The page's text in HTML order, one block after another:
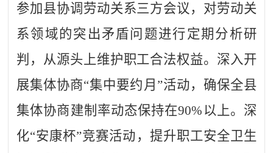
参加县协调劳动关系三方会议，对劳动关
系领域的突出矛盾问题进行定期分析研
判，从源头上维护职工合法权益。深入开
展集体协商“集中要约月”活动，确保全县
集体协商建制率动态保持在90%以上。深
化“安康杯”竞赛活动，提升职工安全卫生